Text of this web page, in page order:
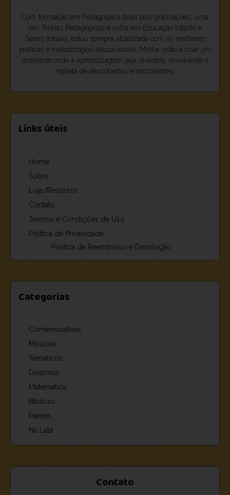
Com formação em Pedagogia e duas pós-graduações, uma
em Teorias Pedagógicas e outra em Educação Infantil e
Séries Iniciais, estou sempre atualizada com as melhores
práticas e metodologias educacionais. Minha visão é criar um
ambiente onde a aprendizagem seja divertida, envolvente e
repleta de descobertas emocionantes.
Links úteis
Home
Sobre
Loja/Recursos
Contato
Termos e Condições de Uso
Política de Privacidade
Política de Reembolso e Devolução
Categorias
Comemorativas
Músicais
Temáticos
Dinâmica
Matemática
Bíblicos
Painéis
Na Lata
Contato